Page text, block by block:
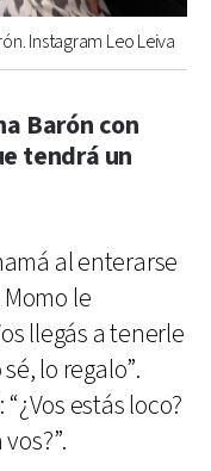
Instagram Leo Leiva
Barón con
tendrá un
al enterarse
le
llegás a tenerle
lo regalo”.
estás loco?